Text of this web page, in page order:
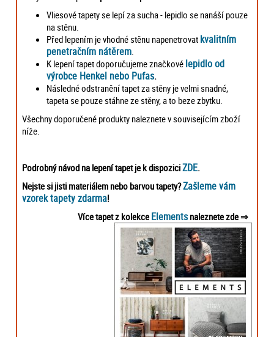
Vliesové tapety se lepí za sucha - lepidlo se nanáší pouze
na stěnu.
Před lepením je vhodné stěnu napenetrovat kvalitním
penetračním nátěrem.
K lepení tapet doporučujeme značkové lepidlo od
výrobce Henkel nebo Pufas.
Následné odstranění tapet za stěny je velmi snadné,
tapeta se pouze stáhne ze stěny, a to beze zbytku.
Všechny doporučené produkty naleznete v souvisejícím zboží
níže.
Podrobný návod na lepení tapet je k dispoziciZDE.
Nejste si jisti materiálem nebo barvou tapety?Zašleme vám
vzorek tapety zdarma!
Více tapet z kolekce Elementsnaleznete zde ⇒